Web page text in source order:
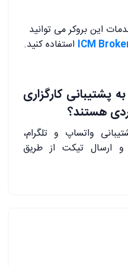
این بروکر می توانید
استفاده کنید.
کارگزاری
هستند؟
واتساپ و تلگرام،
و ارسال تیکت از طریق